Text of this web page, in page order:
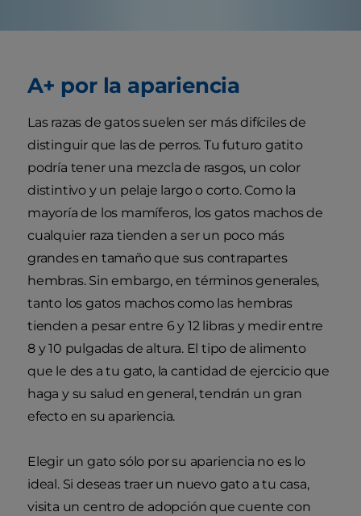
A+ por la apariencia
Las razas de gatos suelen ser más difíciles de
distinguir que las de perros. Tu futuro gatito
podría tener una mezcla de rasgos, un color
distintivo y un pelaje largo o corto. Como la
mayoría de los mamíferos, los gatos machos de
cualquier raza tienden a ser un poco más
grandes en tamaño que sus contrapartes
hembras. Sin embargo, en términos generales,
tanto los gatos machos como las hembras
tienden a pesar entre 6 y 12 libras y medir entre
8 y 10 pulgadas de altura. El tipo de alimento
que le des a tu gato, la cantidad de ejercicio que
haga y su salud en general, tendrán un gran
efecto en su apariencia.
Elegir un gato sólo por su apariencia no es lo
ideal. Si deseas traer un nuevo gato a tu casa,
visita un centro de adopción que cuente con